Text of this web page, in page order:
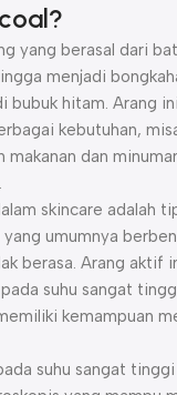
yang berasal dari
menjadi
bubuk hitam. Arang
kebutuhan,
makanan dan
skincare adalah
yang umumnya
berasa. Arang aktif
suhu sangat
kemampuan
suhu sangat